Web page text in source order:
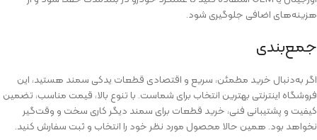
هزینه‌های اضافی جلوگیری شود.
جمع‌بندی
اگر به‌دنبال خرید مطمئن، سریع و اقتصادی قطعات یدکی سمند هستید، این
فروشگاه اینترنتی بهترین انتخاب برای شماست. با تنوع بالا، قیمت مناسب، تضمین
کیفیت و پشتیبانی فنی، خرید قطعات برای سمند دیگر کاری سخت و وقت‌گیر
نخواهد بود. همین حالا محصول مورد نظر خود را انتخاب و ثبت سفارش کنید.